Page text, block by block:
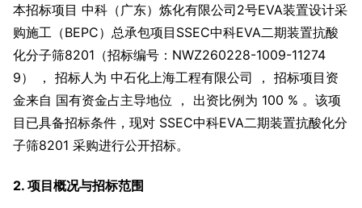
本招标项目 中科（广东）炼化有限公司2号EVA装置设计采
购施工（BEPC）总承包项目SSEC中科EVA二期装置抗酸
化分子筛8201（招标编号：NWZ260228-1009-11274
9） ， 招标人为 中石化上海工程有限公司 ， 招标项目资
金来自 国有资金占主导地位 ， 出资比例为 100 % 。该项
目已具备招标条件，现对 SSEC中科EVA二期装置抗酸化分
子筛8201 采购进行公开招标。
2. 项目概况与招标范围